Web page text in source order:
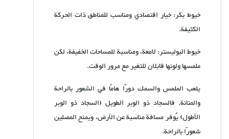
خيوط بكر: خيار اقتصادي ومناسب للمناطق ذات الحركة
الكثيفة.
خيوط البوليستر: لامعة، ومناسبة للمساحات الخفيفة، لكن
ملمسها ولونها قابلان للتغير مع مرور الوقت.
يلعب الملمس والسمك دورًا هامًا في الشعور بالراحة
والمتانة. فالسجاد ذو الوبر الطويل (السجاد ذو الوبر
الأطول) يُوفر مسافة مناسبة عن الأرض، ويمنح المصلين
شعورًا بالراحة.